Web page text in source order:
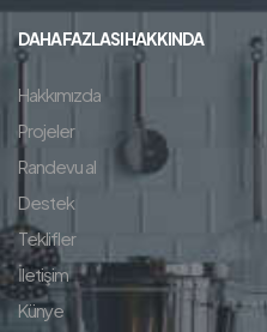
DAHA FAZLASI HAKKINDA
Hakkımızda
Projeler
Randevu al
Destek
Teklifler
İletişim
Künye